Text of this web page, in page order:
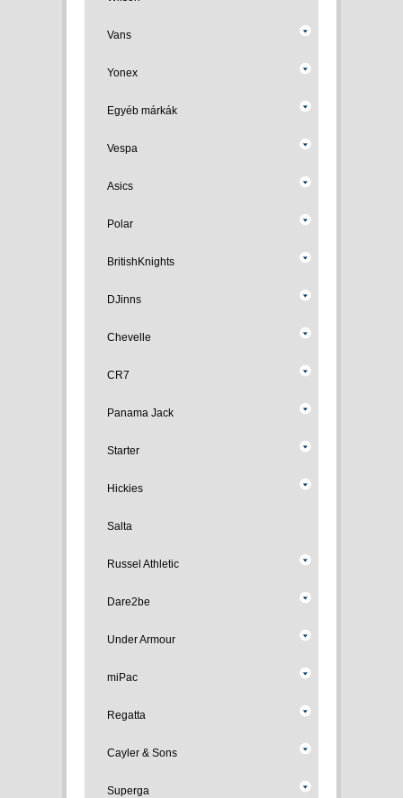
Vans
Yonex
Egyéb márkák
Vespa
Asics
Polar
BritishKnights
DJinns
Chevelle
CR7
Panama Jack
Starter
Hickies
Salta
Russel Athletic
Dare2be
Under Armour
miPac
Regatta
Cayler & Sons
Superga